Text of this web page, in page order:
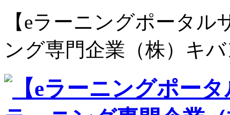
【eラーニングポータル
ング専門企業（株）キ